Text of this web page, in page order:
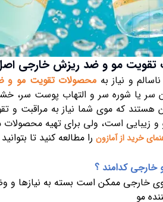
تقویت مو و ضد ریزش خارجی اصل
و نیاز به محصولات تقویت مو و
سر یا شوره سر و التهاب پوست
هستند که موی شما نیاز به مراقبت و
است، ولی برای تهیه محصولات
خرید از آمازون را مطالعه کنید تا
خارجی کدامند ؟
خارجی ممکن است بسته به نیازها و
مو